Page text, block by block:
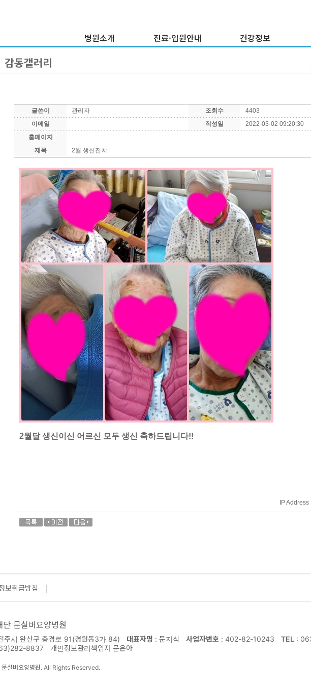
병원소개
병원연혁
병원둘러보기
부서소개
찾아오시는 길
진료·입원안내
입·퇴원안내
비급여내역현황
건강정보
건강정보 게시판
글쓴이 관리자 조회수
4403
이메일
작성일
2022-03-02 09:20:30
홈페이지
제목
2월 생신잔치
2월달 생신이신 어르신 모두 생신 축하드립니다!!
IP
보취급방침
문실버요양병원
주시 완산구 충경로 91(경원동3가 84) 대표자명 : 문지식 사업자번호 : 402-82-10243 TEL :
8837 개인정보관리책임자 문은아
실버요양병원. All Rights Reserved.